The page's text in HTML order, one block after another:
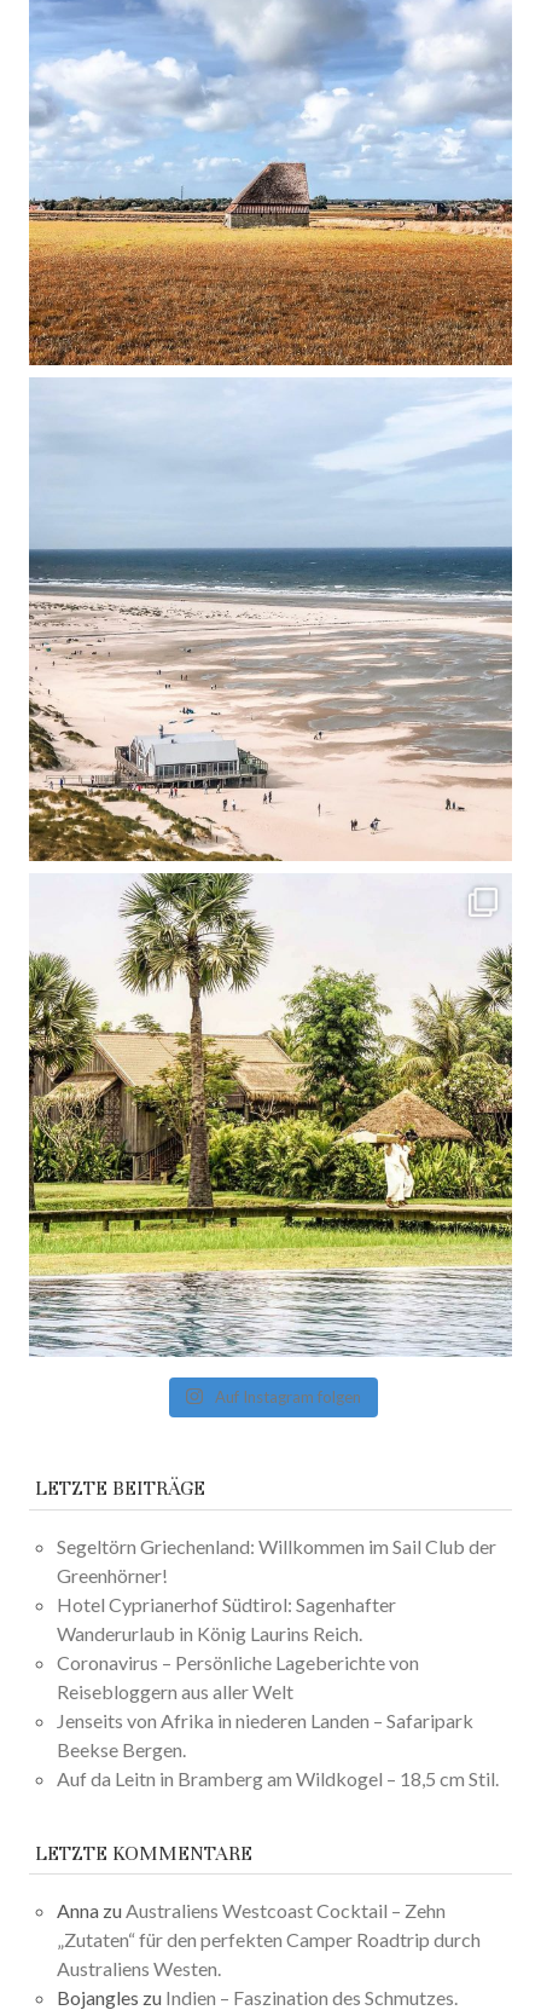
Auf Instagram folgen
LETZTE BEITRÄGE
Segeltörn Griechenland: Willkommen im Sail Club der
Greenhörner!
Hotel Cyprianerhof Südtirol: Sagenhafter
Wanderurlaub in König Laurins Reich.
Coronavirus – Persönliche Lageberichte von
Reisebloggern aus aller Welt
Jenseits von Afrika in niederen Landen – Safaripark
Beekse Bergen.
Auf da Leitn in Bramberg am Wildkogel – 18,5 cm Stil.
LETZTE KOMMENTARE
Anna zuAustraliens Westcoast Cocktail – Zehn
„Zutaten“ für den perfekten Camper Roadtrip durch
Australiens Westen.
Bojangles zu Indien – Faszination des Schmutzes.